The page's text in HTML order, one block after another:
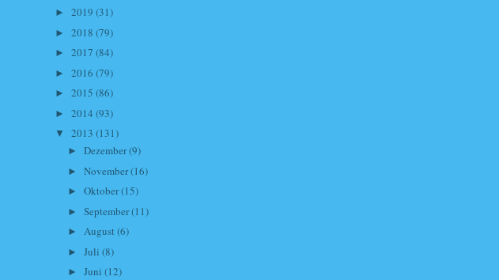
► 2019 (31)
► 2018 (79)
► 2017 (84)
► 2016 (79)
► 2015 (86)
► 2014 (93)
▼ 2013 (131)
► Dezember(9)
► November(16)
► Oktober(15)
► September(11)
► August (6)
► Juli (8)
► Juni (12)